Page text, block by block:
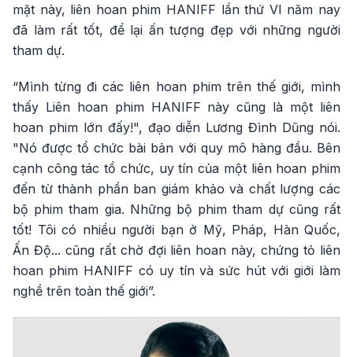
mặt này, liên hoan phim HANIFF lần thứ VI năm nay
đã làm rất tốt, để lại ấn tượng đẹp với những người
tham dự.
“Mình từng đi các liên hoan phim trên thế giới, mình
thấy Liên hoan phim HANIFF này cũng là một liên
hoan phim lớn đấy!", đạo diễn Lương Đình Dũng nói.
"Nó được tổ chức bài bản với quy mô hàng đầu. Bên
cạnh công tác tổ chức, uy tín của một liên hoan phim
đến từ thành phần ban giám khảo và chất lượng các
bộ phim tham gia. Những bộ phim tham dự cũng rất
tốt! Tôi có nhiều người bạn ở Mỹ, Pháp, Hàn Quốc,
Ấn Độ... cũng rất chờ đợi liên hoan này, chứng tỏ liên
hoan phim HANIFF có uy tín và sức hút với giới làm
nghề trên toàn thế giới”.